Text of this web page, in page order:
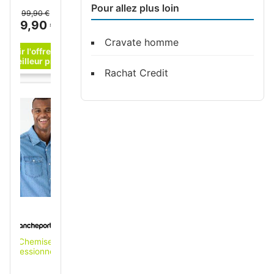
Chef Shirt Navy
pour Homme en
Coton - Taille M
99,90 €
79,90 €
Chemise
pressionnée
Pour allez plus loin
Cravate homme
Rachat Credit